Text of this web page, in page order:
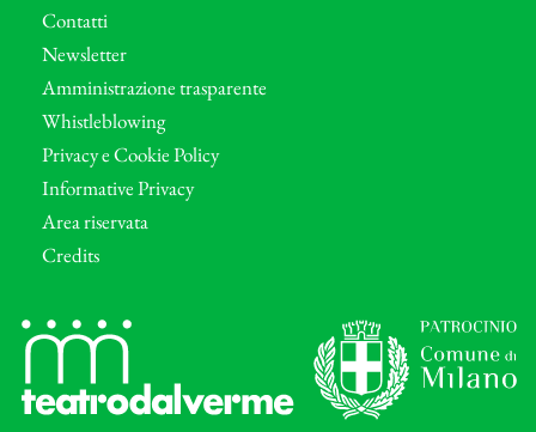
Contatti
Newsletter
Amministrazione trasparente
Whistleblowing
Privacy e Cookie Policy
Informative Privacy
Area riservata
Credits